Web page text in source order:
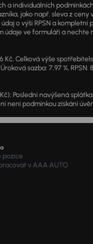
a individuálních
jako např. sleva z
o výši RPSN a kompletní
údaje ve formuláři a nechte
Celková výše
sazba: 7,97 %, RPSN:
Poslední navýšená
není podmínkou získání
pozice
v AAA AUTO